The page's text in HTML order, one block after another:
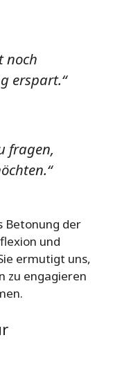
noch
erspart.“
fragen,
Betonung der
und
ermutigt uns,
zu engagieren